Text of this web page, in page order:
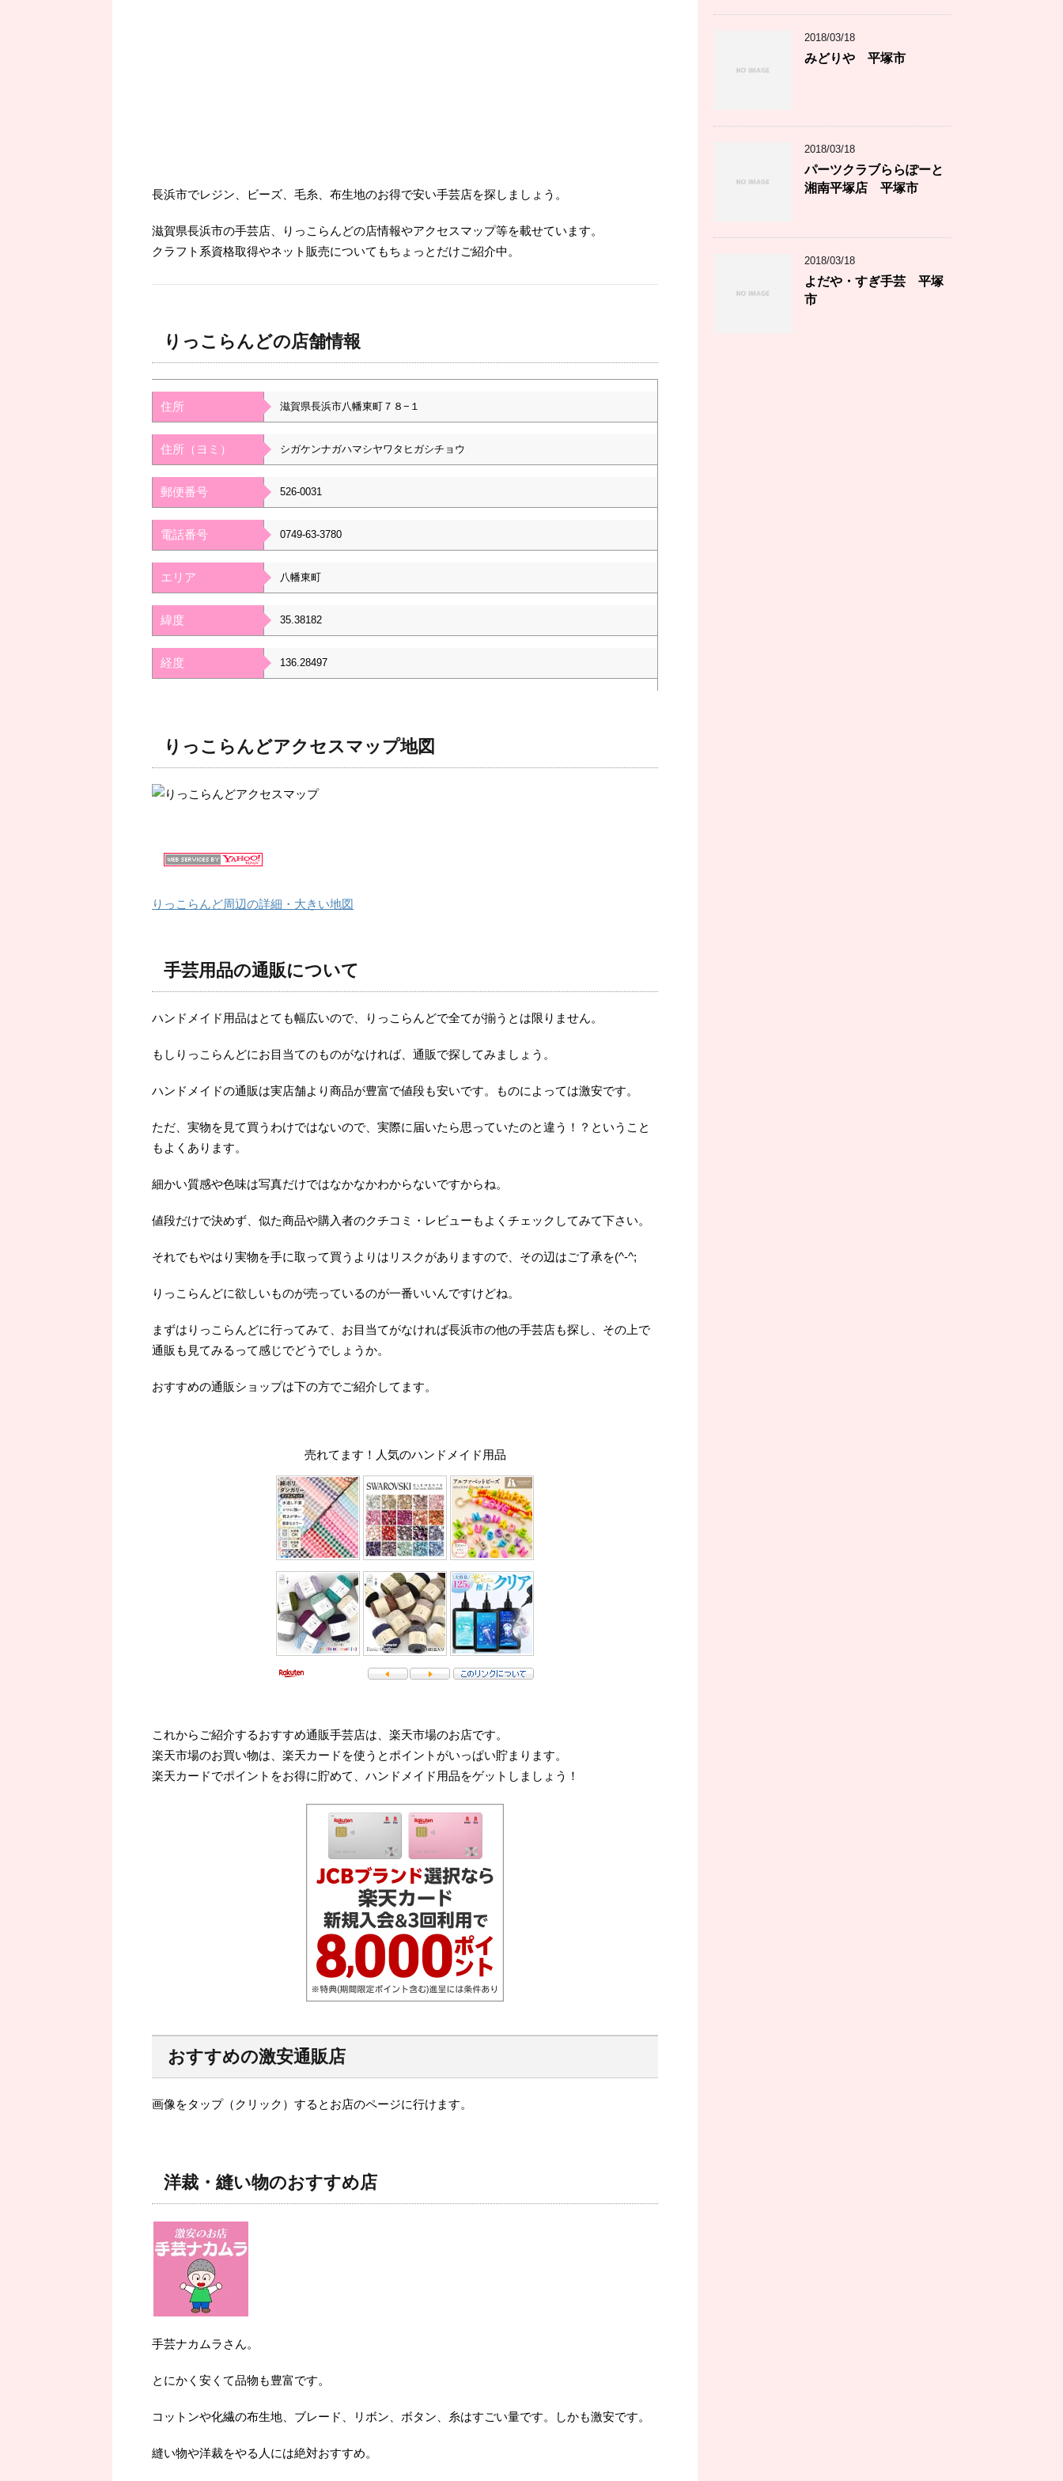
長浜市でレジン、ビーズ、毛糸、布生地のお得で安い手芸店を探しましょう。
滋賀県長浜市の手芸店、りっこらんどの店情報やアクセスマップ等を載せています。
クラフト系資格取得やネット販売についてもちょっとだけご紹介中。
りっこらんどの店舗情報
住所 滋賀県長浜市八幡東町７８−１
住所（ヨミ） シガケンナガハマシヤワタヒガシチョウ
郵便番号 526-0031
電話番号 0749-63-3780
エリア 八幡東町
緯度 35.38182
経度 136.28497
りっこらんどアクセスマップ地図
りっこらんど周辺の詳細・大きい地図
手芸用品の通販について
ハンドメイド用品はとても幅広いので、りっこらんどで全てが揃うとは限りません。
もしりっこらんどにお目当てのものがなければ、通販で探してみましょう。
ハンドメイドの通販は実店舗より商品が豊富で値段も安いです。ものによっては激安です。
ただ、実物を見て買うわけではないので、実際に届いたら思っていたのと違う！？ということ
もよくあります。
細かい質感や色味は写真だけではなかなかわからないですからね。
値段だけで決めず、似た商品や購入者のクチコミ・レビューもよくチェックしてみて下さい。
それでもやはり実物を手に取って買うよりはリスクがありますので、その辺はご了承を(^-^;
りっこらんどに欲しいものが売っているのが一番いいんですけどね。
まずはりっこらんどに行ってみて、お目当てがなければ長浜市の他の手芸店も探し、その上で
通販も見てみるって感じでどうでしょうか。
おすすめの通販ショップは下の方でご紹介してます。
売れてます！人気のハンドメイド用品
これからご紹介するおすすめ通販手芸店は、楽天市場のお店です。
楽天市場のお買い物は、楽天カードを使うとポイントがいっぱい貯まります。
楽天カードでポイントをお得に貯めて、ハンドメイド用品をゲットしましょう！
おすすめの激安通販店
画像をタップ（クリック）するとお店のページに行けます。
洋裁・縫い物のおすすめ店
手芸ナカムラさん。
とにかく安くて品物も豊富です。
コットンや化繊の布生地、ブレード、リボン、ボタン、糸はすごい量です。しかも激安です。
縫い物や洋裁をやる人には絶対おすすめ。
2018/03/18
みどりや 平塚市
2018/03/18
パーツクラブららぽーと
湘南平塚店 平塚市
2018/03/18
よだや・すぎ手芸 平塚
市